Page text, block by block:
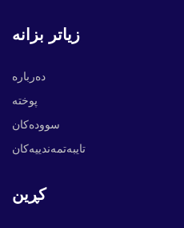
زیاتر بزانە
دەربارە
پوختە
سوودەکان
تایبەتمەندییەکان
کڕین